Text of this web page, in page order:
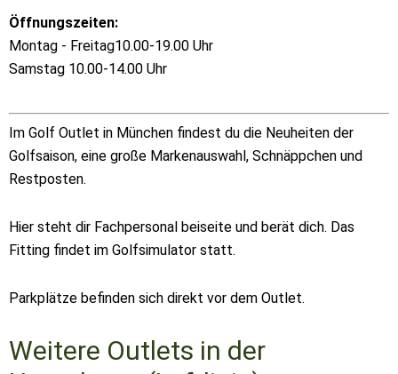
Öffnungszeiten:
Montag - Freitag10.00-19.00 Uhr
Samstag 10.00-14.00 Uhr
Im Golf Outlet in München findest du die Neuheiten der
Golfsaison, eine große Markenauswahl, Schnäppchen und
Restposten.
Hier steht dir Fachpersonal beiseite und berät dich. Das
Fitting findet im Golfsimulator statt.
Parkplätze befinden sich direkt vor dem Outlet.
Weitere Outlets in der